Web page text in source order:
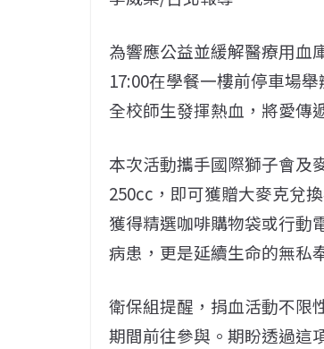
為響應公益並緩解醫療用血
17:00在學餐一樓前停車場
全校師生發揮熱血，將愛傳
本次活動攜手國際獅子會及
250cc，即可獲贈大麥克兌
獲得精選咖啡購物袋或行動
病患，更是延續生命的無私
衛保組提醒，捐血活動不限
期間前往參與。期盼透過這